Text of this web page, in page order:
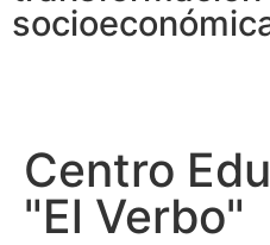
Centro
"El Verbo"